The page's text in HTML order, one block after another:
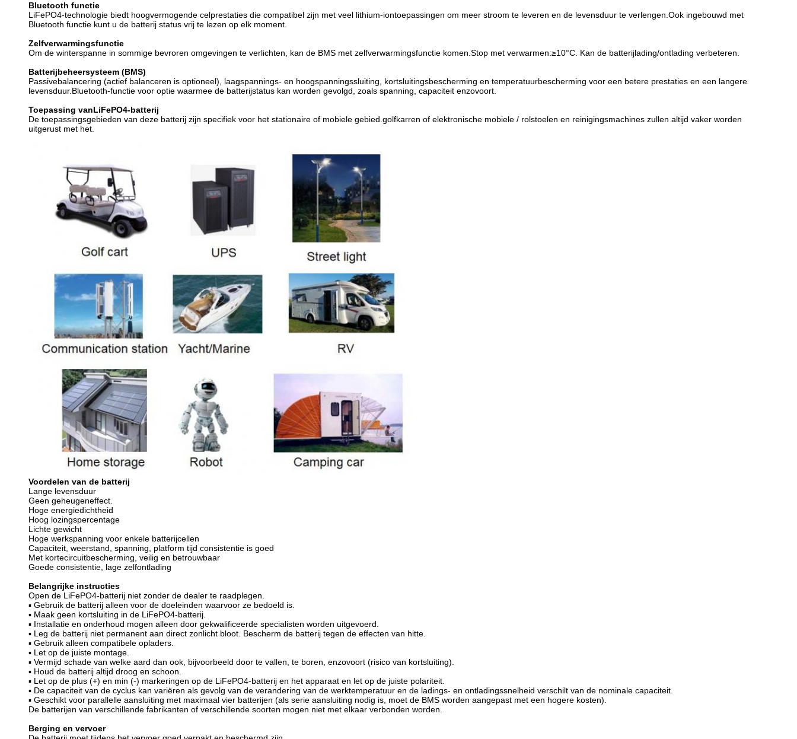
Bluetooth functie
LiFePO4-technologie biedt hoogvermogende celprestaties die compatibel zijn met veel lithium-iontoepassingen om meer stroom te leveren en de levensduur te verlengen.Ook ingebouwd met
Bluetooth functie kunt u de batterij status vrij te lezen op elk moment.
Zelfverwarmingsfunctie
Om de winterspanne in sommige bevroren omgevingen te verlichten, kan de BMS met zelfverwarmingsfunctie komen.Stop met verwarmen:≥10°C. Kan de batterijlading/ontlading verbeteren.
Batterijbeheersysteem (BMS)
Passivebalancering (actief balanceren is optioneel), laagspannings- en hoogspanningssluiting, kortsluitingsbescherming en temperatuurbescherming voor een betere prestaties en een langere
levensduur.Bluetooth-functie voor optie waarmee de batterijstatus kan worden gevolgd, zoals spanning, capaciteit enzovoort.
Toepassing vanLiFePO4-batterij
De toepassingsgebieden van deze batterij zijn specifiek voor het stationaire of mobiele gebied.golfkarren of elektronische mobiele / rolstoelen en reinigingsmachines zullen altijd vaker worden
uitgerust met het.
Voordelen van de batterij
Lange levensduur
Geen geheugeneffect.
Hoge energiedichtheid
Hoog lozingspercentage
Lichte gewicht
Hoge werkspanning voor enkele batterijcellen
Capaciteit, weerstand, spanning, platform tijd consistentie is goed
Met kortecircuitbescherming, veilig en betrouwbaar
Goede consistentie, lage zelfontlading
Belangrijke instructies
Open de LiFePO4-batterij niet zonder de dealer te raadplegen.
▪ Gebruik de batterij alleen voor de doeleinden waarvoor ze bedoeld is.
▪ Maak geen kortsluiting in de LiFePO4-batterij.
▪ Installatie en onderhoud mogen alleen door gekwalificeerde specialisten worden uitgevoerd.
▪ Leg de batterij niet permanent aan direct zonlicht bloot. Bescherm de batterij tegen de effecten van hitte.
▪ Gebruik alleen compatibele opladers.
▪ Let op de juiste montage.
▪ Vermijd schade van welke aard dan ook, bijvoorbeeld door te vallen, te boren, enzovoort (risico van kortsluiting).
▪ Houd de batterij altijd droog en schoon.
▪ Let op de plus (+) en min (-) markeringen op de LiFePO4-batterij en het apparaat en let op de juiste polariteit.
▪ De capaciteit van de cyclus kan variëren als gevolg van de verandering van de werktemperatuur en de ladings- en ontladingssnelheid verschilt van de nominale capaciteit.
▪ Geschikt voor parallelle aansluiting met maximaal vier batterijen (als serie aansluiting nodig is, moet de BMS worden aangepast met een hogere kosten).
De batterijen van verschillende fabrikanten of verschillende soorten mogen niet met elkaar verbonden worden.
Berging en vervoer